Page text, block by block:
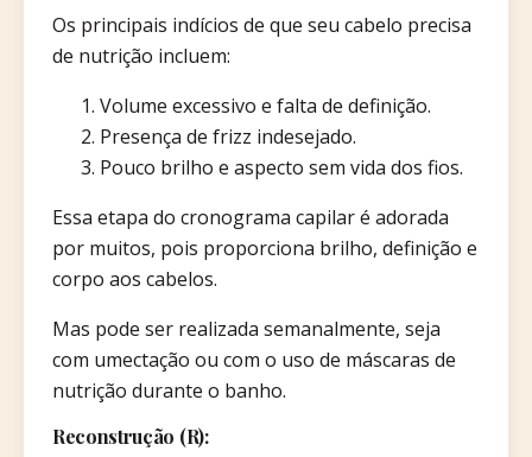
Os principais indícios de que seu cabelo precisa
de nutrição incluem:
Volume excessivo e falta de definição.
Presença de frizz indesejado.
Pouco brilho e aspecto sem vida dos fios.
Essa etapa do cronograma capilar é adorada
por muitos, pois proporciona brilho, definição e
corpo aos cabelos.
Mas pode ser realizada semanalmente, seja
com umectação ou com o uso de máscaras de
nutrição durante o banho.
Reconstrução (R):